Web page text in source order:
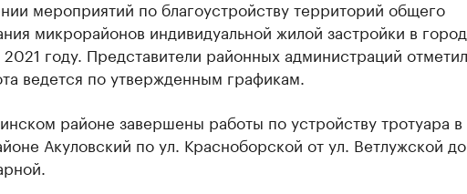
мероприятий по благоустройству территорий общего
микрорайонов индивидуальной жилой застройки в
году. Представители районных администраций
ведется по утвержденным графикам.
районе завершены работы по устройству тротуара в
Акуловский по ул. Красноборской от ул. Ветлужской до